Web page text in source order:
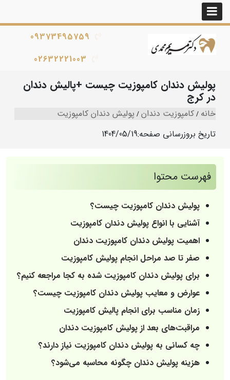
09373495759
02632221003
پولیش دندان کامپوزیت چیست +پالیش دندان
در کرج
خانه کامپوزیت دندان پولیش دندان کامپوزیت
تاریخ بروزرسانی صفحه:1404/05/19
فهرست محتوا
پولیش دندان کامپوزیت چیست؟
آشنایی با انواع پولیش دندان کامپوزیت
اهمیت پولیش دندان کامپوزیت دندان
صفر تا صد مراحل انجام پولیش کامپوزیت
برای پولیش دندان کامپوزیت شده به کجا مراجعه کنیم؟
عوارض و معایب پولیش دندان کامپوزیت چیست؟
زمان مناسب برای انجام پالیش کامپوزیت
مراقبت‌های بعد از پولیش کامپوزیت دندان
چه کسانی به پولیش دندان کامپوزیت نیاز دارند؟
هزینه پولیش دندان چگونه محاسبه می‌شود؟